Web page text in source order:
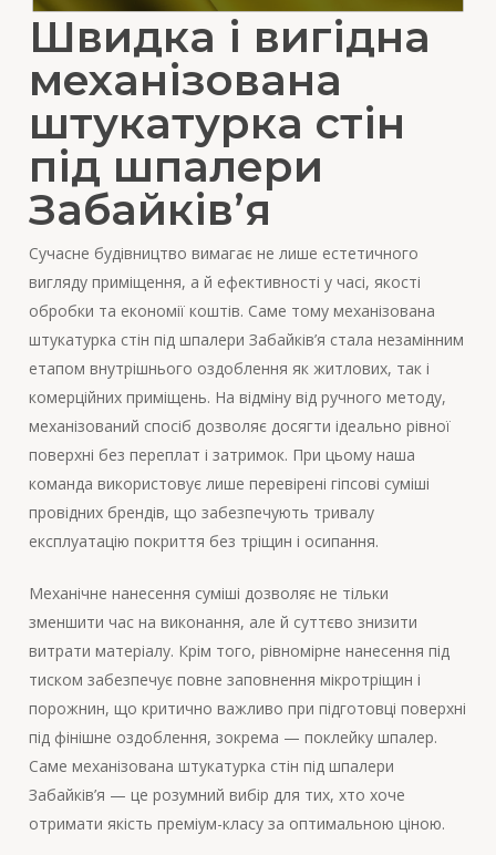
Швидка і вигідна
механізована
штукатурка стін
під шпалери
Забайків’я
Сучасне будівництво вимагає не лише естетичного
вигляду приміщення, а й ефективності у часі, якості
обробки та економії коштів. Саме тому механізована
штукатурка стін під шпалери Забайків’я стала незамінним
етапом внутрішнього оздоблення як житлових, так і
комерційних приміщень. На відміну від ручного методу,
механізований спосіб дозволяє досягти ідеально рівної
поверхні без переплат і затримок. При цьому наша
команда використовує лише перевірені гіпсові суміші
провідних брендів, що забезпечують тривалу
експлуатацію покриття без тріщин і осипання.
Механічне нанесення суміші дозволяє не тільки
зменшити час на виконання, але й суттєво знизити
витрати матеріалу. Крім того, рівномірне нанесення під
тиском забезпечує повне заповнення мікротріщин і
порожнин, що критично важливо при підготовці поверхні
під фінішне оздоблення, зокрема — поклейку шпалер.
Саме механізована штукатурка стін під шпалери
Забайків’я — це розумний вибір для тих, хто хоче
отримати якість преміум-класу за оптимальною ціною.